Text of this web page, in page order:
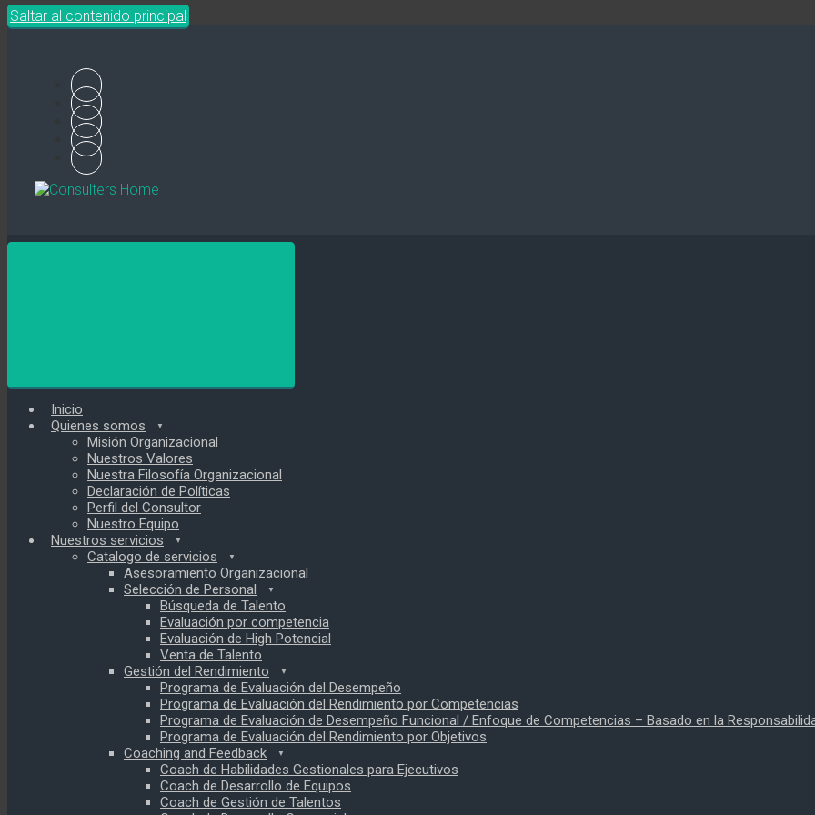
Saltar al contenido principal
Inicio
Quienes somos
Misión Organizacional
Nuestros Valores
Nuestra Filosofía Organizacional
Declaración de Políticas
Perfil del Consultor
Nuestro Equipo
Nuestros servicios
Catalogo de servicios
Asesoramiento Organizacional
Selección de Personal
Búsqueda de Talento
Evaluación por competencia
Evaluación de High Potencial
Venta de Talento
Gestión del Rendimiento
Programa de Evaluación del Desempeño
Programa de Evaluación del Rendimiento por Competencias
Programa de Evaluación de Desempeño Funcional / Enfoque de Competencias – Basado en la
Programa de Evaluación del Rendimiento por Objetivos
Coaching and Feedback
Coach de Habilidades Gestionales para Ejecutivos
Coach de Desarrollo de Equipos
Coach de Gestión de Talentos